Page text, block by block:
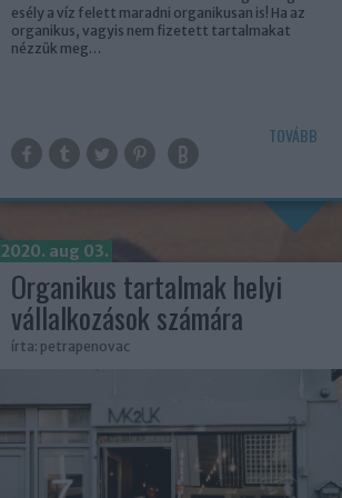
esély a víz felett maradni organikusan is! Ha az
organikus, vagyis nem fizetett tartalmakat
nézzük meg…
TOVÁBB
2020. aug 03.
Organikus tartalmak helyi
vállalkozások számára
írta: petrapenovac